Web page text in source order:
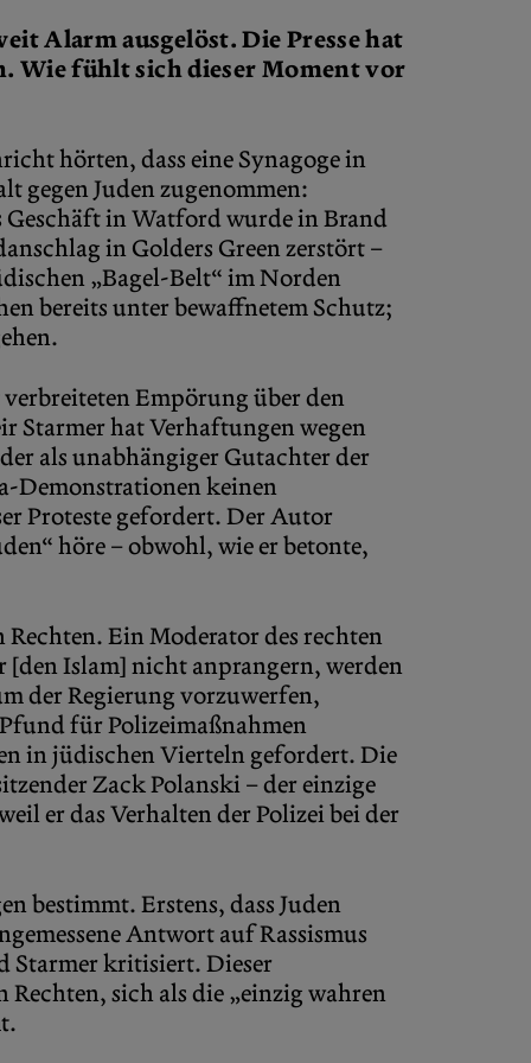
Alarm ausgelöst. Die Presse hat
Wie fühlt sich dieser Moment vor
hörten, dass eine Synagoge in
gegen Juden zugenommen:
in Watford wurde in Brand
in Golders Green zerstört –
„Bagel-Belt“ im Norden
bereits unter bewaffnetem Schutz;
Empörung über den
Starmer hat Verhaftungen wegen
als unabhängiger Gutachter der
Demonstrationen keinen
Proteste gefordert. Der Autor
höre – obwohl, wie er betonte,
Ein Moderator des rechten
[den Islam] nicht anprangern, werden
der Regierung vorzuwerfen,
für Polizeimaßnahmen
in jüdischen Vierteln gefordert. Die
Zack Polanski – der einzige
er das Verhalten der Polizei bei der
bestimmt. Erstens, dass Juden
Antwort auf Rassismus
Starmer kritisiert. Dieser
sich als die „einzig wahren